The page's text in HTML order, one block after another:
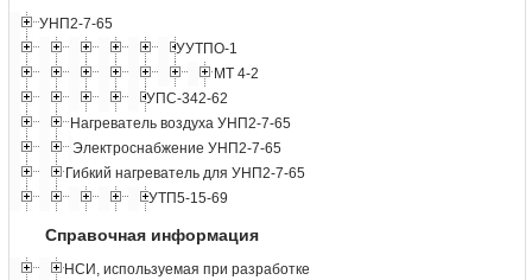
УНП2-7-65
УУТПО-1
МТ 4-2
УПС-342-62
Нагреватель воздуха УНП2-7-65
Электроснабжение УНП2-7-65
Гибкий нагреватель для УНП2-7-65
УТП5-15-69
Справочная информация
НСИ, используемая при разработке